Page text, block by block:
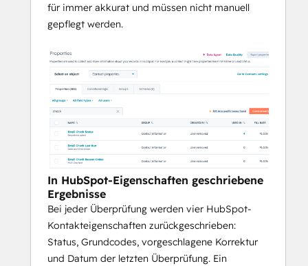
für immer akkurat und müssen nicht manuell
gepflegt werden.
In HubSpot-Eigenschaften geschriebene
Ergebnisse
Bei jeder Überprüfung werden vier HubSpot-
Kontakteigenschaften zurückgeschrieben:
Status, Grundcodes, vorgeschlagene Korrektur
und Datum der letzten Überprüfung. Ein